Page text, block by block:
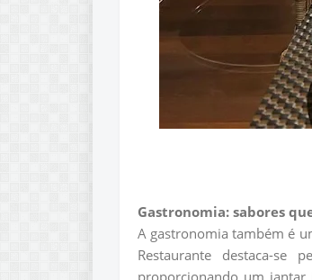
Gastronomia: sabores
A gastronomia também é
Restaurante destaca-se